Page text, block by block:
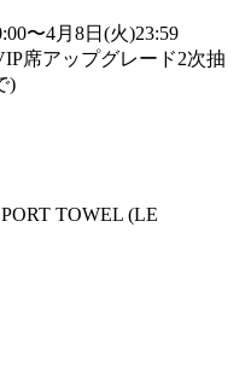
〜4月8日(火)23:59
席アップグレード2次抽
)
TOWEL (LE